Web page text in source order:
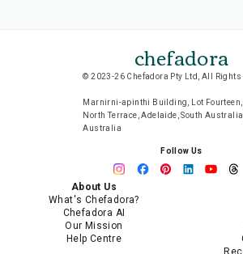
chefadora
© 2023-26 Chefadora Pty Ltd, All Rights
Marnirni-apinthi Building, Lot Fourteen,
North Terrace, Adelaide, South
Australia
Follow Us
About Us
What's Chefadora?
Chefadora AI
Our Mission
Help Centre